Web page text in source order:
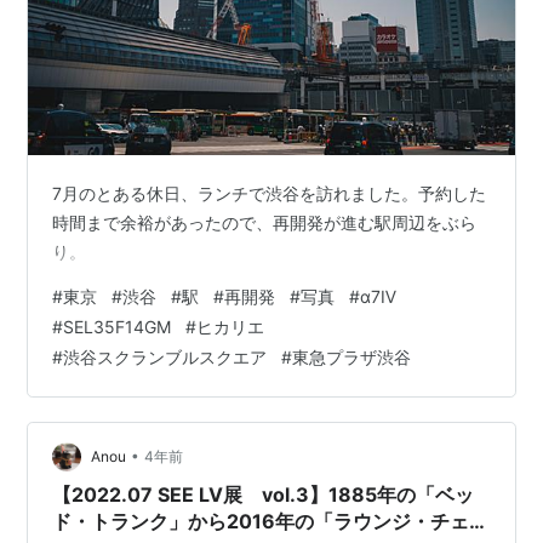
7月のとある休日、ランチで渋谷を訪れました。予約した
時間まで余裕があったので、再開発が進む駅周辺をぶら
り。
#東京 #渋谷 #駅 #再開発 #写真 #α7Ⅳ
#SEL35F14GM #ヒカリエ
#渋谷スクランブルスクエア #東急プラザ渋谷
Anou • 4年前
【2022.07 SEE LV展 vol.3】1885年の「ベッ
ド・トランク」から2016年の「ラウンジ・チェ